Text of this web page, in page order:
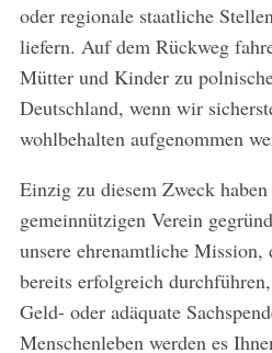
oder regionale staatliche
liefern. Auf dem Rückweg
Mütter und Kinder zu
Deutschland, wenn wir
wohlbehalten aufgenommen
Einzig zu diesem Zweck
gemeinnützigen Verein
unsere ehrenamtliche
bereits erfolgreich
Geld- oder adäquate
Menschenleben werden es